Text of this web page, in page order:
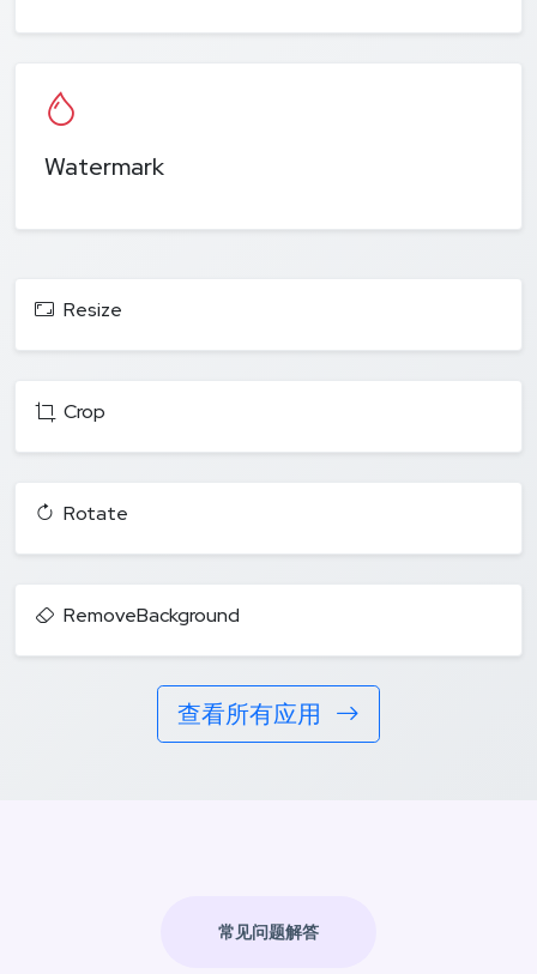
Watermark
Resize
Crop
Rotate
RemoveBackground
查看所有应用
常见问题解答